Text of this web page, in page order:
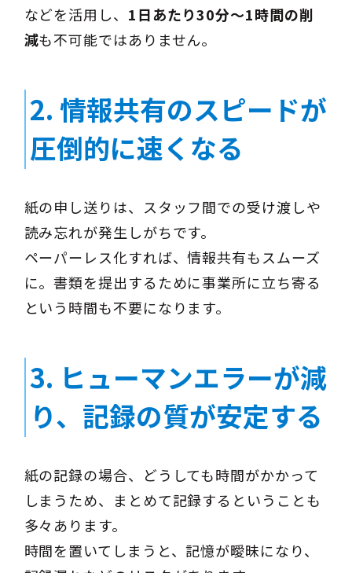
などを活用し、 1日あたり30分〜1時間の削
減も不可能ではありません。
2. 情報共有のスピードが
圧倒的に速くなる
紙の申し送りは、スタッフ間での受け渡しや
読み忘れが発生しがちです。
ペーパーレス化すれば、情報共有もスムーズ
に。書類を提出するために事業所に立ち寄る
という時間も不要になります。
3. ヒューマンエラーが減
り、記録の質が安定する
紙の記録の場合、どうしても時間がかかって
しまうため、まとめて記録するということも
多々あります。
時間を置いてしまうと、記憶が曖昧になり、